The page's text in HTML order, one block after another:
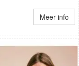
Meer info